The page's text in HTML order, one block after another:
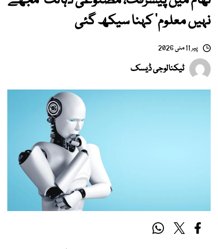
نہیں معلوم‘ کہنا سیکھ گئی
پیر 11 مئی 2026
ٹیکنالوجی ڈیسک